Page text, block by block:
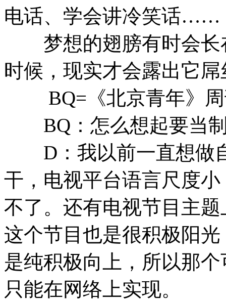
电话、学会讲冷笑话……
梦想的翅膀有时会长
时候，现实才会露出它
BQ=《北京青年》周
BQ：怎么想起要当制
D：我以前一直想做
干，电视平台语言尺度
不了。还有电视节目主
这个节目也是很积极阳
是纯积极向上，所以那
只能在网络上实现。